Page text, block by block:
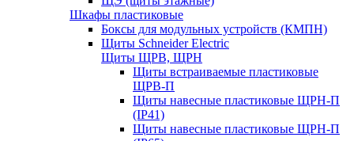
Шкафы пластиковые
Боксы для модульных устройств (КМПН)
Щиты Schneider Electric
Щиты ЩРВ, ЩРН
Щиты встраиваемые пластиковые
ЩРВ-П
Щиты навесные пластиковые ЩРН-П
(IP41)
Щиты навесные пластиковые ЩРН-П